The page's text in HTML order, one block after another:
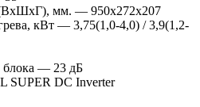
(ВхШхГ), мм. — 950x272x207
кВт — 3,75(1,0-4,0) / 3,9(1,2-
— 23 дБ
SUPER DC Inverter